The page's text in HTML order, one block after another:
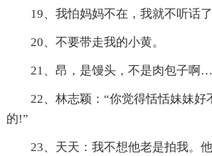
19、我怕妈妈不在，我就不听话了
20、不要带走我的小黄。
21、昂，是馒头，不是肉包子啊
22、林志颖：“你觉得恬恬妹妹好
的!”
23、天天：我不想他老是拍我。